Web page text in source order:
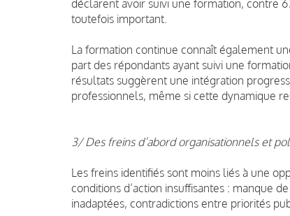
déclarent avoir suivi une formation, contre
toutefois important.
La formation continue connaît également
part des répondants ayant suivi une
résultats suggèrent une intégration
professionnels, même si cette dynamique
3/ Des freins d’abord organisationnels et
Les freins identifiés sont moins liés à une
conditions d’action insuffisantes : manque
inadaptées, contradictions entre priorités